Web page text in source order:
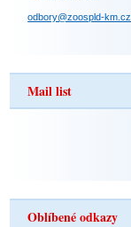
odbory@zoospld-km.cz
Mail list
Oblíbené odkazy